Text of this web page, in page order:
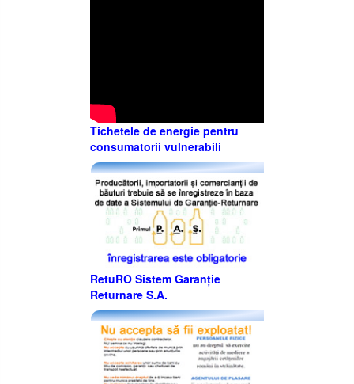
Tichetele de energie pentru
consumatorii vulnerabili
RetuRO Sistem Garanție
Returnare S.A.